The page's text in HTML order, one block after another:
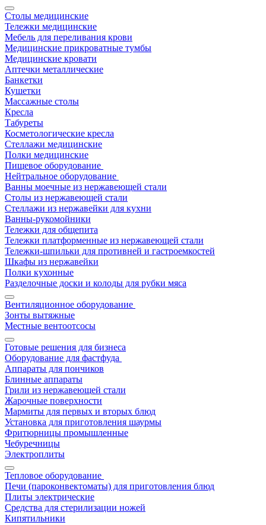
Столы медицинские
Тележки медицинские
Мебель для переливания крови
Медицинские прикроватные тумбы
Медицинские кровати
Аптечки металлические
Банкетки
Кушетки
Массажные столы
Кресла
Табуреты
Косметологические кресла
Стеллажи медицинские
Полки медицинские
Пищевое оборудование
Нейтральное оборудование
Ванны моечные из нержавеющей стали
Столы из нержавеющей стали
Стеллажи из нержавейки для кухни
Ванны-рукомойники
Тележки для общепита
Тележки платформенные из нержавеющей стали
Тележки-шпильки для противней и гастроемкостей
Шкафы из нержавейки
Полки кухонные
Разделочные доски и колоды для рубки мяса
Вентиляционное оборудование
Зонты вытяжные
Местные вентоотсосы
Готовые решения для бизнеса
Оборудование для фастфуда
Аппараты для пончиков
Блинные аппараты
Грили из нержавеющей стали
Жарочные поверхности
Мармиты для первых и вторых блюд
Установка для приготовления шаурмы
Фритюрницы промышленные
Чебуречницы
Электроплиты
Тепловое оборудование
Печи (пароконвектоматы) для приготовления блюд
Плиты электрические
Средства для стерилизации ножей
Кипятильники